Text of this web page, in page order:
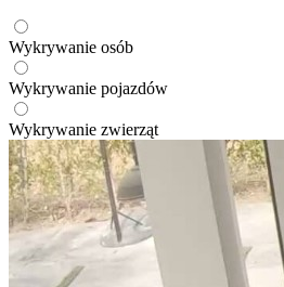
Wykrywanie osób
Wykrywanie pojazdów
Wykrywanie zwierząt